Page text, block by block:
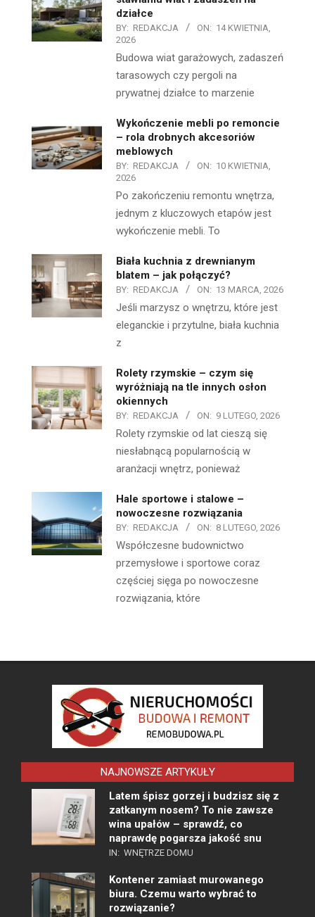
działce
BY: REDAKCJA ON: 14 KWIETNIA,
2026
Budowa wiat garażowych, zadaszeń
tarasowych czy pergoli na
prywatnej działce to marzenie
Wykończenie mebli po remoncie
– rola drobnych akcesoriów
meblowych
BY: REDAKCJA ON: 10 KWIETNIA,
2026
Po zakończeniu remontu wnętrza,
jednym z kluczowych etapów jest
wykończenie mebli. To
Biała kuchnia z drewnianym
blatem – jak połączyć?
BY: REDAKCJA ON: 13 MARCA, 2026
Jeśli marzysz o wnętrzu, które jest
eleganckie i przytulne, biała kuchnia
z
Rolety rzymskie – czym się
wyróżniają na tle innych osłon
okiennych
BY: REDAKCJA ON: 9 LUTEGO, 2026
Rolety rzymskie od lat cieszą się
niesłabnącą popularnością w
aranżacji wnętrz, ponieważ
Hale sportowe i stalowe –
nowoczesne rozwiązania
BY: REDAKCJA ON: 8 LUTEGO, 2026
Współczesne budownictwo
przemysłowe i sportowe coraz
częściej sięga po nowoczesne
rozwiązania, które
NAJNOWSZE ARTYKUŁY
Latem śpisz gorzej i budzisz się z
zatkanym nosem? To nie zawsze
wina upałów – sprawdź, co
naprawdę pogarsza jakość snu
IN: WNĘTRZE DOMU
Kontener zamiast murowanego
biura. Czemu warto wybrać to
rozwiązanie?